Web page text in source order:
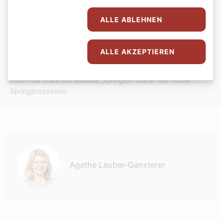
der Heimatkirche des hl. Juniperus Serra in Petra auf Mallorca
zurückgehen. Bemerkenswert ist auch, dass Notburga von
Adelige oder Nonne war. Und im niederländischen Echternach
findet zu Ehren Willibrords eine Prozession statt, bei der die
durch die Stadt zur Basilika „springen“. Daher der Name
Springprozession.
Agathe Lauber-Gansterer
ALLE ABLEHNEN
ALLE AKZEPTIEREN